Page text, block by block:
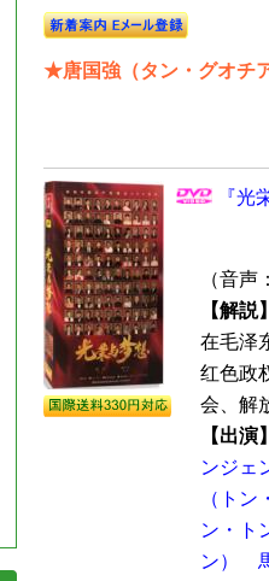
★唐国強（タン・グオチ
『光
（音声
【解説】
在毛泽
红色政
会、解
【出演】
ンジェ
（トン
ン・ト
ン）